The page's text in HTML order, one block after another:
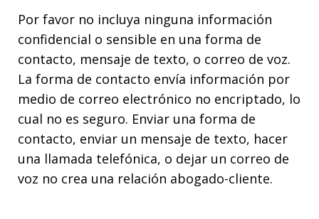
Por favor no incluya ninguna información
confidencial o sensible en una forma de
contacto, mensaje de texto, o correo de voz.
La forma de contacto envía información por
medio de correo electrónico no encriptado, lo
cual no es seguro. Enviar una forma de
contacto, enviar un mensaje de texto, hacer
una llamada telefónica, o dejar un correo de
voz no crea una relación abogado-cliente.